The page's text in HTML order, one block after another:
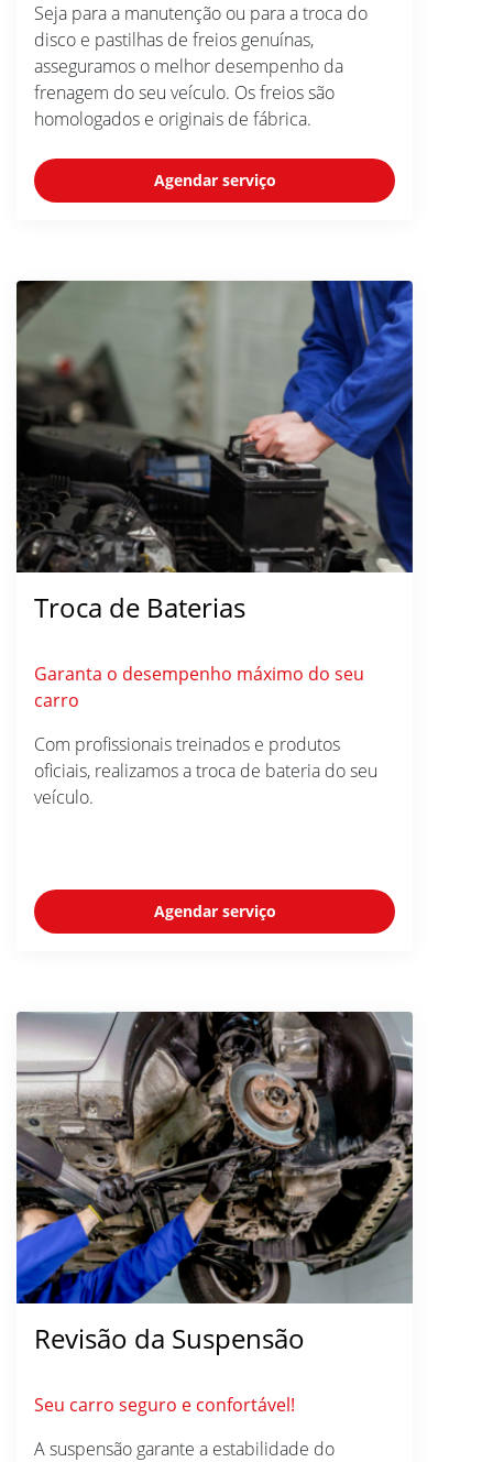
Seja para a manutenção ou para a troca do
disco e pastilhas de freios genuínas,
asseguramos o melhor desempenho da
frenagem do seu veículo. Os freios são
homologados e originais de fábrica.
Agendar serviço
Troca de Baterias
Garanta o desempenho máximo do seu
carro
Com profissionais treinados e produtos
oficiais, realizamos a troca de bateria do seu
veículo.
Agendar serviço
Revisão da Suspensão
Seu carro seguro e confortável!
A suspensão garante a estabilidade do